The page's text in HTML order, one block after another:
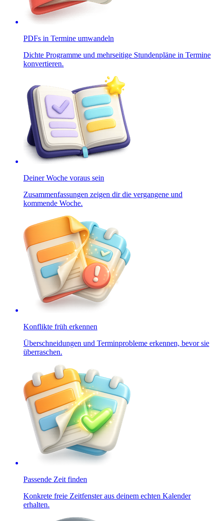
PDFs in Termine umwandeln
Dichte Programme und mehrseitige Stundenpläne in Termine
konvertieren.
Deiner Woche voraus sein
Zusammenfassungen zeigen dir die vergangene und
kommende Woche.
Konflikte früh erkennen
Überschneidungen und Terminprobleme erkennen, bevor sie
überraschen.
Passende Zeit finden
Konkrete freie Zeitfenster aus deinem echten Kalender
erhalten.